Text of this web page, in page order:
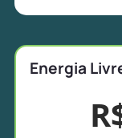
Energia